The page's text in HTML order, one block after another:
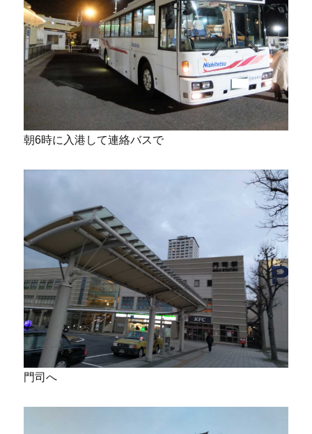
朝6時に入港して連絡バスで
門司へ